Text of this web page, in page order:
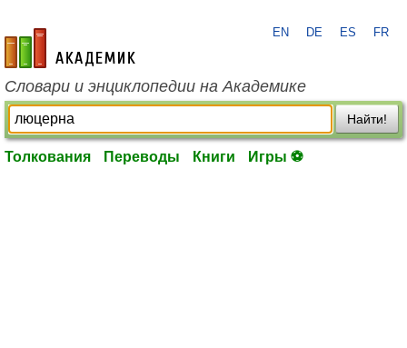
academic.ru
EN DE ES FR
Словари и энциклопедии на Академике
Найти!
Толкования Переводы Книги Игры ⚽